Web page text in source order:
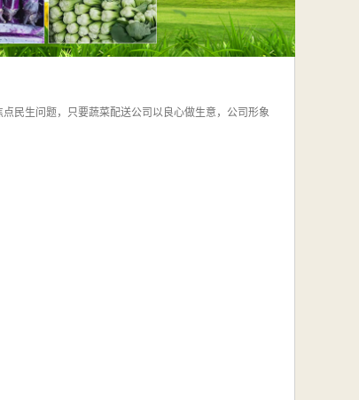
民生问题，只要蔬菜配送公司以良心做生意，公司形象